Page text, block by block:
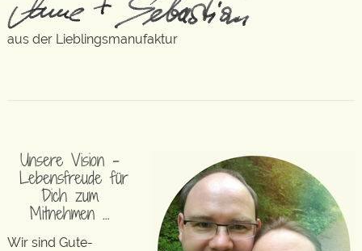
aus der Lieblingsmanufaktur
Unsere Vision –
Lebensfreude für
Dich zum
Mitnehmen …
Wir sind Gute-